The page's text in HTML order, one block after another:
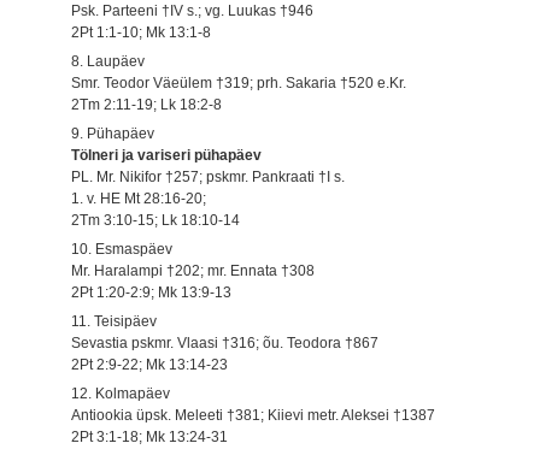
Psk. Parteeni †IV s.; vg. Luukas †946
2Pt 1:1-10; Mk 13:1-8
8. Laupäev
Smr. Teodor Väeülem †319; prh. Sakaria †520 e.Kr.
2Tm 2:11-19; Lk 18:2-8
9. Pühapäev
Tölneri ja variseri pühapäev
PL. Mr. Nikifor †257; pskmr. Pankraati †I s.
1. v. HE Mt 28:16-20;
2Tm 3:10-15; Lk 18:10-14
10. Esmaspäev
Mr. Haralampi †202; mr. Ennata †308
2Pt 1:20-2:9; Mk 13:9-13
11. Teisipäev
Sevastia pskmr. Vlaasi †316; õu. Teodora †867
2Pt 2:9-22; Mk 13:14-23
12. Kolmapäev
Antiookia üpsk. Meleeti †381; Kiievi metr. Aleksei †1387
2Pt 3:1-18; Mk 13:24-31